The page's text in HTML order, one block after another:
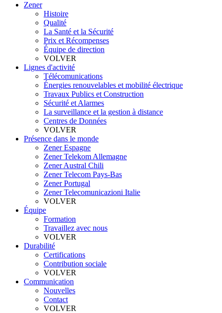
Zener
Histoire
Qualité
La Santé et la Sécurité
Prix et Récompenses
Équipe de direction
VOLVER
Lignes d'activité
Télécomunications
Énergies renouvelables et mobilité électrique
Travaux Publics et Construction
Sécurité et Alarmes
La surveillance et la gestion à distance
Centres de Données
VOLVER
Présence dans le monde
Zener Espagne
Zener Telekom Allemagne
Zener Austral Chili
Zener Telecom Pays-Bas
Zener Portugal
Zener Telecomunicazioni Italie
VOLVER
Équipe
Formation
Travaillez avec nous
VOLVER
Durabilité
Certifications
Contribution sociale
VOLVER
Communication
Nouvelles
Contact
VOLVER